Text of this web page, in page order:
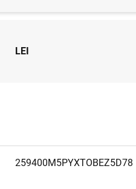
LEI
259400M5PYXTOBEZ5D78